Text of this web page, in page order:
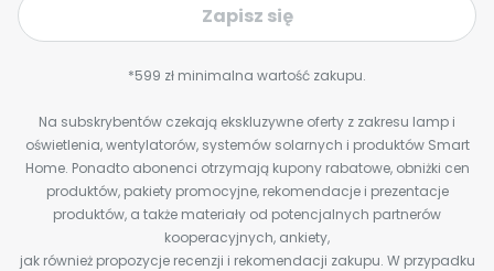
Zapisz się
*599 zł minimalna wartość zakupu.
Na subskrybentów czekają ekskluzywne oferty z zakresu lamp i
oświetlenia, wentylatorów, systemów solarnych i produktów Smart
Home. Ponadto abonenci otrzymają kupony rabatowe, obniżki cen
produktów, pakiety promocyjne, rekomendacje i prezentacje
produktów, a także materiały od potencjalnych partnerów
kooperacyjnych, ankiety,
jak również propozycje recenzji i rekomendacji zakupu. W przypadku